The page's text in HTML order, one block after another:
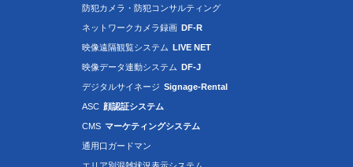
防犯カメラ・防犯コンサルティング
ネットワークカメラ録画 DF-R
映像遠隔観覧システム LIVE NET
映像データ連動システム DF-J
デジタルサイネージ Signage-Rental
ASC 顔認証システム
CMS マーケティングシステム
通用口ガードマン